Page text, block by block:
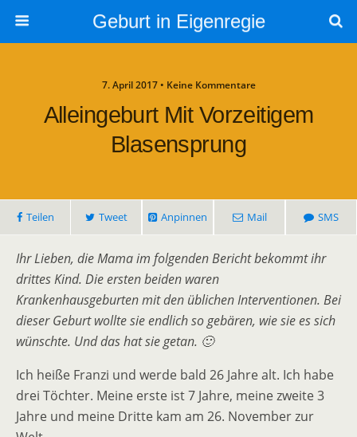
Geburt in Eigenregie
7. April 2017 • Keine Kommentare
Alleingeburt Mit Vorzeitigem
Blasensprung
Teilen Tweet Anpinnen Mail SMS
Ihr Lieben, die Mama im folgenden Bericht bekommt ihr
drittes Kind. Die ersten beiden waren
Krankenhausgeburten mit den üblichen Interventionen. Bei
dieser Geburt wollte sie endlich so gebären, wie sie es sich
wünschte. Und das hat sie getan. 🙂
Ich heiße Franzi und werde bald 26 Jahre alt. Ich habe
drei Töchter. Meine erste ist 7 Jahre, meine zweite 3
Jahre und meine Dritte kam am 26. November zur